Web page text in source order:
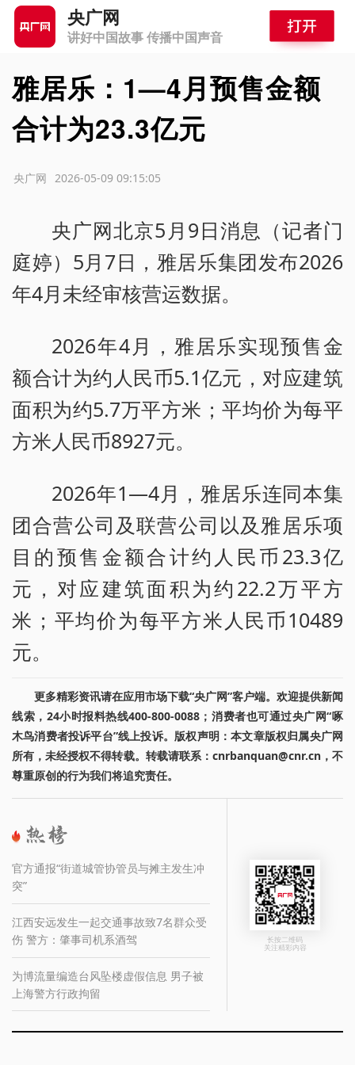
央广网
讲好中国故事 传播中国声音
雅居乐：1—4月预售金额
合计为23.3亿元
2026-05-09 09:15:05
央广网
央广网北京5月9日消息（记者门
庭婷）5月7日，雅居乐集团发布2026
年4月未经审核营运数据。
2026年4月，雅居乐实现预售金
额合计为约人民币5.1亿元，对应建筑
面积为约5.7万平方米；平均价为每平
方米人民币8927元。
2026年1—4月，雅居乐连同本集
团合营公司及联营公司以及雅居乐项
目的预售金额合计约人民币23.3亿
元，对应建筑面积为约22.2万平方
米；平均价为每平方米人民币10489
元。
更多精彩资讯请在应用市场下载“央广网”客户端。欢迎提供新闻
线索，24小时报料热线400-800-0088；消费者也可通过央广网“啄
木鸟消费者投诉平台”线上投诉。版权声明：本文章版权归属央广网
所有，未经授权不得转载。转载请联系：cnrbanquan@cnr.cn，不
尊重原创的行为我们将追究责任。
官方通报“街道城管协管员与摊主发生冲
突”
江西安远发生一起交通事故致7名群众受
伤 警方：肇事司机系酒驾
为博流量编造台风坠楼虚假信息 男子被
上海警方行政拘留
长按二维码
关注精彩内容